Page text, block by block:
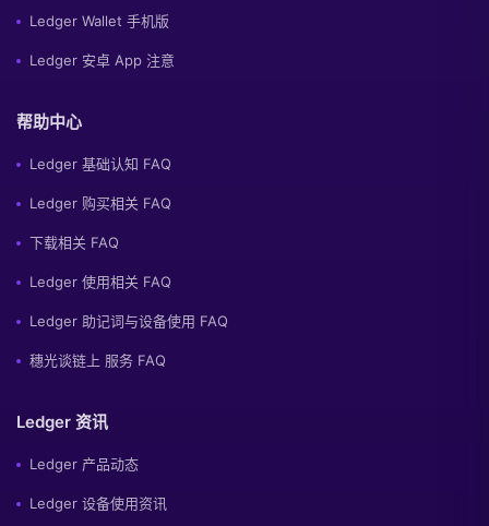
Ledger Wallet 手机版
Ledger 安卓 App 注意
帮助中心
Ledger 基础认知 FAQ
Ledger 购买相关 FAQ
下载相关 FAQ
Ledger 使用相关 FAQ
Ledger 助记词与设备使用 FAQ
穗光谈链上 服务 FAQ
Ledger 资讯
Ledger 产品动态
Ledger 设备使用资讯